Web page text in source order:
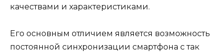
качествами и характеристиками.
Его основным отличием является возможность
постоянной синхронизации смартфона с так